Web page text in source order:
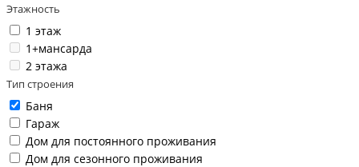
Этажность
1 этаж
1+мансарда
2 этажа
Тип строения
Баня
Гараж
Дом для постоянного проживания
Дом для сезонного проживания